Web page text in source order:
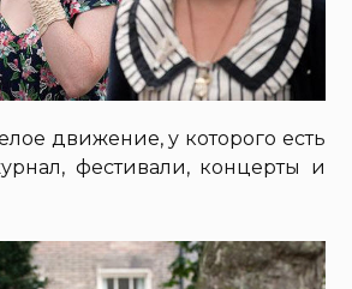
движение, у которого есть
фестивали, концерты и